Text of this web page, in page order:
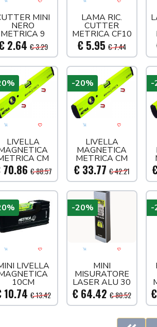
Aggiungi al carrello
Acquista più tardi
MINI
NERO
METRICA 9
MM
2.64 € 3.29
Aggiungi al carrello
Acquista
LAMA RIC.
CUTTER
METRICA CF10
PZ
€ 5.95 € 7.44
Aggiungi al carrello
Acquista più tardi
LIVELLA
CM
150
70.86 € 88.57
Aggiungi al carrello
Acquista
LIVELLA
MAGNETICA
METRICA CM
40
€ 33.77 € 42.21
-20% -
Aggiungi al carrello
Acquista più tardi
LIVELLA
10CM
10.74 € 13.42
Aggiungi al carrello
Acquista
MINI
MISURATORE
LASER ALU 30
€ 64.42 € 80.52
-20% -